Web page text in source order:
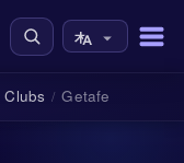
/ Getafe